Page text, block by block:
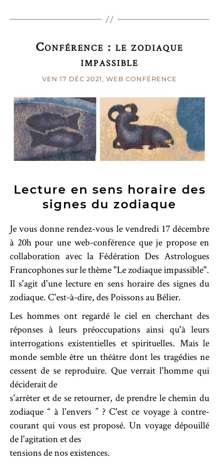
Conférence : le zodiaque
impassible
VEN 17 DÉC 2021, WEB CONFÉRENCE
Lecture en sens horaire des
signes du zodiaque
Je vous donne rendez-vous le vendredi 17 décembre
à 20h pour une web-conférence que je propose en
collaboration avec la Fédération Des Astrologues
Francophones sur le thème "Le zodiaque impassible".
Il s'agit d'une lecture en sens horaire des signes du
zodiaque. C'est-à-dire, des Poissons au Bélier.
Les hommes ont regardé le ciel en cherchant des
réponses à leurs préoccupations ainsi qu'à leurs
interrogations existentielles et spirituelles. Mais le
monde semble être un théâtre dont les tragédies ne
cessent de se reproduire. Que verrait l'homme qui
déciderait de
s'arrêter et de se retourner, de prendre le chemin du
zodiaque “ à l'envers ” ? C'est ce voyage à contre-
courant qui vous est proposé. Un voyage dépouillé
de l'agitation et des
tensions de nos existences.